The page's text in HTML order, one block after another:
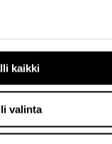
kaikki
valinta